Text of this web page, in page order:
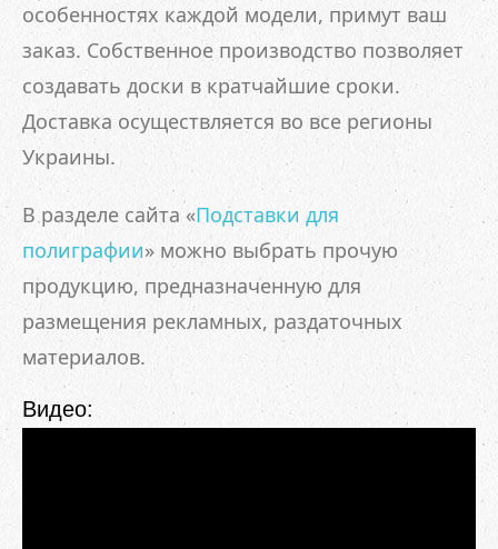
особенностях каждой модели, примут ваш
заказ. Собственное производство позволяет
создавать доски в кратчайшие сроки.
Доставка осуществляется во все регионы
Украины.
В разделе сайта «Подставки для
полиграфии» можно выбрать прочую
продукцию, предназначенную для
размещения рекламных, раздаточных
материалов.
Видео: